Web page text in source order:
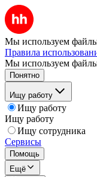
Мы используем файлы
Правила
Мы используем
Понятно
Ищу работу
Ищу работу
Ищу работу
Ищу сотрудника
Сервисы
Помощь
Ещё